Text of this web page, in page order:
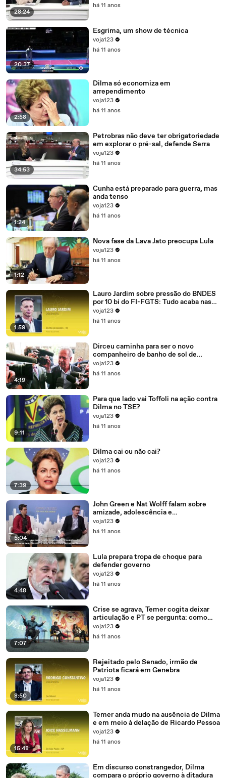
28:24
há 11 anos
20:37
Esgrima, um show de técnica
voja123
há 11 anos
2:58
Dilma só economiza em
arrependimento
voja123
há 11 anos
34:53
Petrobras não deve ter obrigatoriedade
em explorar o pré-sal, defende Serra
voja123
há 11 anos
1:24
Cunha está preparado para guerra, mas
anda tenso
voja123
há 11 anos
1:12
Nova fase da Lava Jato preocupa Lula
voja123
há 11 anos
1:59
Lauro Jardim sobre pressão do BNDES
por 10 bi do FI-FGTS: Tudo acaba nas
mãos de Cunha
voja123
há 11 anos
4:19
Dirceu caminha para ser o novo
companheiro de banho de sol de
Marcelo Odebrecht e Cia.
voja123
há 11 anos
9:11
Para que lado vai Toffoli na ação contra
Dilma no TSE?
voja123
há 11 anos
7:39
Dilma cai ou não cai?
voja123
há 11 anos
5:04
John Green e Nat Wolff falam sobre
amizade, adolescência e
amadurecimento
voja123
há 11 anos
4:48
Lula prepara tropa de choque para
defender governo
voja123
há 11 anos
7:07
Crise se agrava, Temer cogita deixar
articulação e PT se pergunta: como
recompor o governo?
voja123
há 11 anos
8:50
Rejeitado pelo Senado, irmão de
Patriota ficará em Genebra
voja123
há 11 anos
15:48
Temer anda mudo na ausência de Dilma
e em meio à delação de Ricardo Pessoa
voja123
há 11 anos
Em discurso constrangedor, Dilma
compara o próprio governo à ditadura